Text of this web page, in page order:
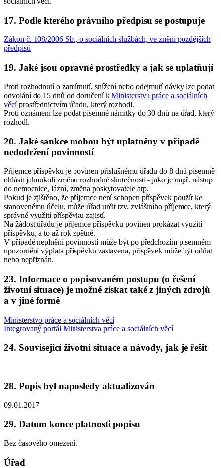
17. Podle kterého právního předpisu se postupuje
Zákon č. 108/2006 Sb., o sociálních službách, ve znění pozdějších
předpisů
19. Jaké jsou opravné prostředky a jak se uplatňují
Proti rozhodnutí o zamítnutí, snížení nebo odejmutí dávky lze podat
odvolání do 15 dnů od doručení k Ministerstvu práce a sociálních
věcíprostřednictvím úřadu, který rozhodl.
Proti oznámení lze podat písemné námitky do 30 dnů na úřad, který
rozhodl.
20. Jaké sankce mohou být uplatněny v případě
nedodržení povinností
Příjemce příspěvku je povinen příslušnému úřadu do 8 dnů písemně
ohlásit jakoukoli změnu rozhodné skutečnosti - jako je např. nástup
do nemocnice, lázní, změna poskytovatele atp.
Pokud je zjištěno, že příjemce není schopen příspěvek použít ke
stanovenému účelu, může úřad určit tzv. zvláštního příjemce, který
správné využití příspěvku zajistí.
Na žádost úřadu je příjemce příspěvku povinen prokázat využití
příspěvku, a to až rok zpětně.
V případě neplnění povinností může být po předchozím písemném
upozornění výplata příspěvku zastavena, příspěvek může být odňat
nebo nepřiznán.
23. Informace o popisovaném postupu (o řešení
životní situace) je možné získat také z jiných zdrojů
a v jiné formě
Ministerstvo práce a sociálních věcí
Integrovaný portál Ministerstva práce a sociálních věcí
24. Související životní situace a návody, jak je řešit
28. Popis byl naposledy aktualizován
09.01.2017
29. Datum konce platnosti popisu
Bez časového omezení.
Úřad